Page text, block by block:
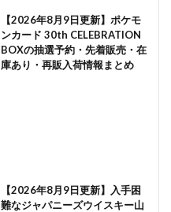
【2026年8月9日更新】ポケモ
ンカード 30th CELEBRATION
BOXの抽選予約・先着販売・在
庫あり・再販入荷情報まとめ
【2026年8月9日更新】入手困
難なジャパニーズウイスキー山